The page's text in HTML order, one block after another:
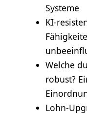
Systeme
KI-
Welche
robust?
Lohn-